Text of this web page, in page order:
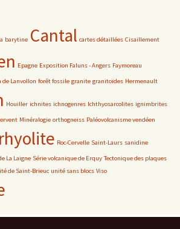
barytine Cantal cartes détaillées Cisaillement
Epagne Exposition Faluns - Angers Faymoreau
de Lanvollon forêt fossile granite granitoïdes Hermenault
Houiller ichnites ichnogenres Ichthyosarcolites ignimbrites
Minéralogie orthogneiss Paléovolcanisme vendéen
rhyolite Roc-Cervelle Saint-Laurs sanidine
La Laigne Série volcanique de Erquy Tectonique des plaques
de Saint-Brieuc unité sans blocs Viso